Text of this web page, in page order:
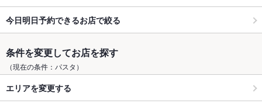
今日明日予約できるお店で絞る
条件を変更してお店を探す
（現在の条件：パスタ）
エリアを変更する